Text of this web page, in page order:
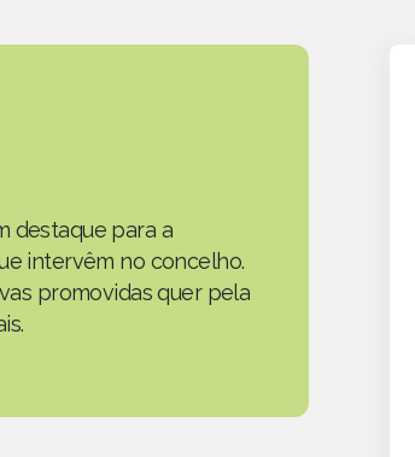
destaque para a
intervêm no concelho.
promovidas quer pela